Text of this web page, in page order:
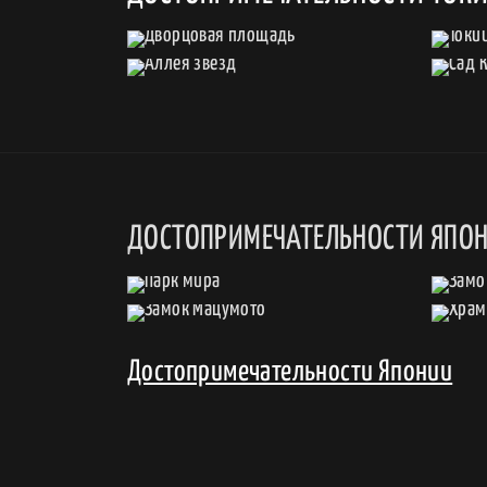
ДОСТОПРИМЕЧАТЕЛЬНОСТИ
Достопримечательности Японии